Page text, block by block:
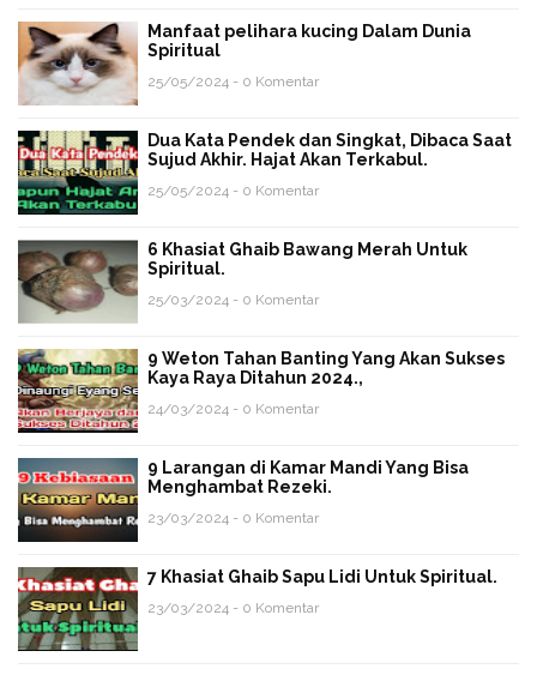
Manfaat pelihara kucing Dalam Dunia
Spiritual
25/05/2024 - 0 Komentar
Dua Kata Pendek dan Singkat, Dibaca Saat
Sujud Akhir. Hajat Akan Terkabul.
25/05/2024 - 0 Komentar
6 Khasiat Ghaib Bawang Merah Untuk
Spiritual.
25/03/2024 - 0 Komentar
9 Weton Tahan Banting Yang Akan Sukses
Kaya Raya Ditahun 2024.,
24/03/2024 - 0 Komentar
9 Larangan di Kamar Mandi Yang Bisa
Menghambat Rezeki.
23/03/2024 - 0 Komentar
7 Khasiat Ghaib Sapu Lidi Untuk Spiritual.
23/03/2024 - 0 Komentar